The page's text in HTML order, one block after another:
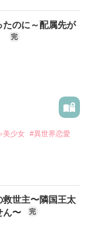
』 のに～配属先が
完
美少女 #異世界恋愛
救世主〜隣国王太
ん〜
完